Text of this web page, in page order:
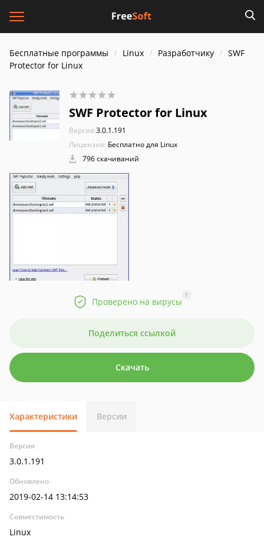
Бесплатные программы Linux Разработчику
SWF
Protector for Linux
SWF Protector for Linux
Версия:3.0.1.191
Лицензия: Бесплатно для Linux
796 скачиваний
Проверено на вирусы
?
Поделиться ссылкой
Скачать
Характеристики Версии
Версия
3.0.1.191
Обновлено
2019-02-14 13:14:53
Совместимость
Linux